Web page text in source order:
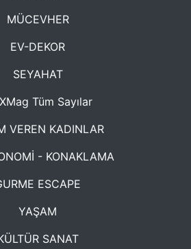
MÜCEVHER
EV-DEKOR
SEYAHAT
Tüm Sayılar
VEREN KADINLAR
- KONAKLAMA
ESCAPE
YAŞAM
SANAT